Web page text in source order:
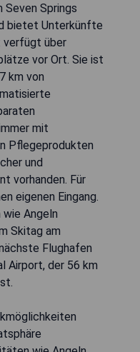
Seven Springs
bietet Unterkünfte
verfügt über
vor Ort. Sie ist
km von
mit
Pflegeprodukten
und
vorhanden. Für
eigenen Eingang.
Angeln
Skitag am
Flughafen
Airport, der 56 km